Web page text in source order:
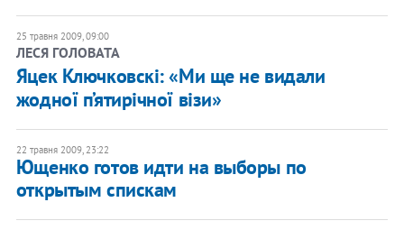
25 травня 2009, 09:00
ЛЕСЯ ГОЛОВАТА
Яцек Ключковскi: «Ми ще не видали
жодної п’ятирічної візи»
22 травня 2009, 23:22
Ющенко готов идти на выборы по
открытым спискам